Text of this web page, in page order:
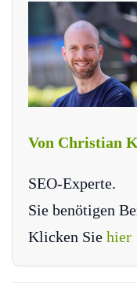
Von Christian
SEO-Experte.
Sie benötigen
Klicken Sie hier